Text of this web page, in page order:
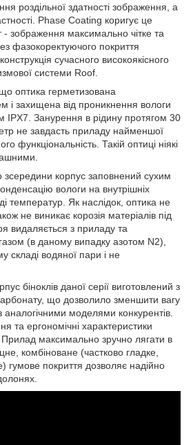
роздільної здатності зображення, а
Phase Coating коригує це
- зображення максимально чітке та
фазокоректуючого покриття
сучасного високоякісного
системи Roof.
оптика герметизована
і захищена від проникнення вологи
IPX7. Занурення в рідину протягом 30
не завдасть приладу найменшої
функціональність. Такій оптиці ніякі
корпус заповнений сухим
вологи на внутрішніх
температур. Як наслідок, оптика не
не виникає корозія матеріалів під
видаляється з приладу та
(в даному випадку азотом N2),
складі водяної пари і не
біноклів даної серії виготовлений з
що дозволило зменшити вагу
моделями конкурентів.
та ергономічні характеристики
максимально зручно лягати в
комбіноване (частково гладке,
гумове покриття дозволяє надійно